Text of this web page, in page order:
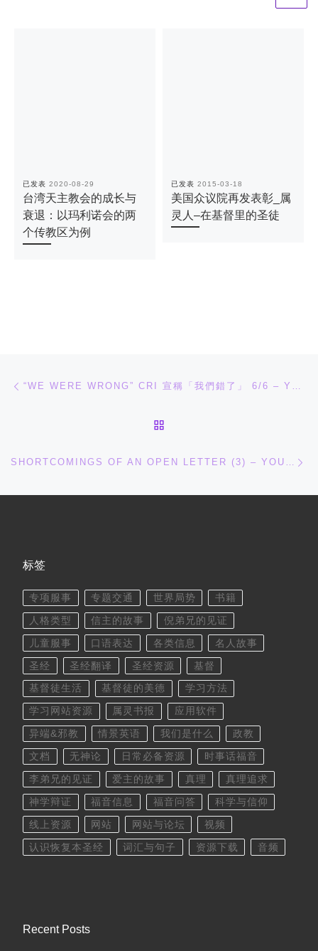
已发表 2020-08-29
台湾天主教会的成长与
衰退：以玛利诺会的两
个传教区为例
已发表 2015-03-18
美国众议院再发表彰_属
灵人–在基督里的圣徒
文章导航 “WE WERE WRONG” CRI 宣稱「我們錯了」 6/6 – YOUTUBE
SHORTCOMINGS OF AN OPEN LETTER (3) – YOUTUBE
标签
专项服事 专题交通 世界局势 书籍
人格类型 信主的故事 倪弟兄的见证
儿童服事 口语表达 各类信息 名人故事
圣经 圣经翻译 圣经资源 基督
基督徒生活 基督徒的美德 学习方法
学习网站资源 属灵书报 应用软件
异端&邪教 情景英语 我们是什么 政教
文档 无神论 日常必备资源 时事话福音
李弟兄的见证 爱主的故事 真理 真理追求
神学辩证 福音信息 福音问答 科学与信仰
线上资源 网站 网站与论坛 视频
认识恢复本圣经 词汇与句子 资源下载 音频
Recent Posts